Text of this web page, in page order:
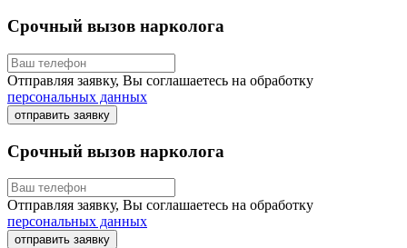
Срочный вызов нарколога
Отправляя заявку, Вы соглашаетесь на обработку
персональных данных
отправить заявку
Срочный вызов нарколога
Отправляя заявку, Вы соглашаетесь на обработку
персональных данных
отправить заявку